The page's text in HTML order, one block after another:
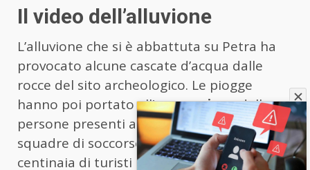
Il video dell’alluvione
L’alluvione che si è abbattuta su Petra ha
provocato alcune cascate d’acqua dalle
rocce del sito archeologico. Le piogge
hanno poi portato all’evacuazionedelle
persone presenti all’antica città: “Le
squadre di soccorso hanno evacuato
centinaia di turisti da Petra dopo che le